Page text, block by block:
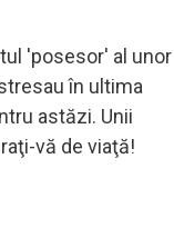
'posesor' al unor
în ultima
astăzi. Unii
vă de viaţă!